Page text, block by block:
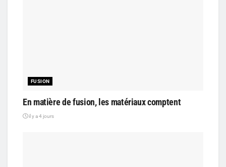
FUSION
En matière de fusion, les matériaux comptent
il y a 4 jours